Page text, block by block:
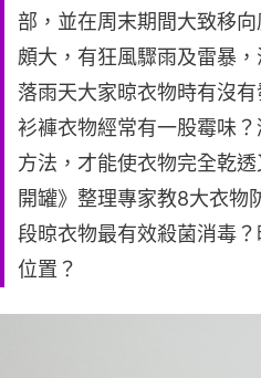
部，並在周末期間大致移
頗大，有狂風驟雨及雷暴，
落雨天大家晾衣物時有沒
衫褲衣物經常有一股霉味
方法，才能使衣物完全乾
開罐》整理專家教8大衣物
段晾衣物最有效殺菌消毒
位置？